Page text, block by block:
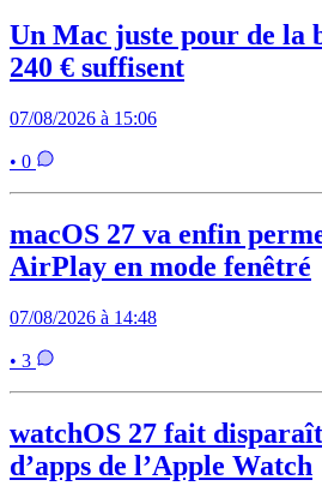
Un Mac juste pour de la
240 € suffisent
07/08/2026 à 15:06
• 0
macOS 27 va enfin
AirPlay en mode fenêtré
07/08/2026 à 14:48
• 3
watchOS 27 fait
d’apps de l’Apple Watch